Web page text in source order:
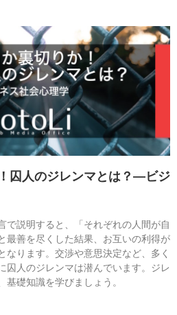
囚人のジレンマとは？―ビジ
で説明すると、「それぞれの人間が自
最善を尽くした結果、お互いの利得が
なります。交渉や意思決定など、多く
囚人のジレンマは潜んでいます。ジレ
基礎知識を学びましょう。